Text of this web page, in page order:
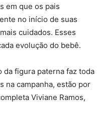
em que os pais
no início de suas
cuidados. Esses
evolução do bebê.
da figura paterna faz toda
na campanha, estão por
Viviane Ramos,